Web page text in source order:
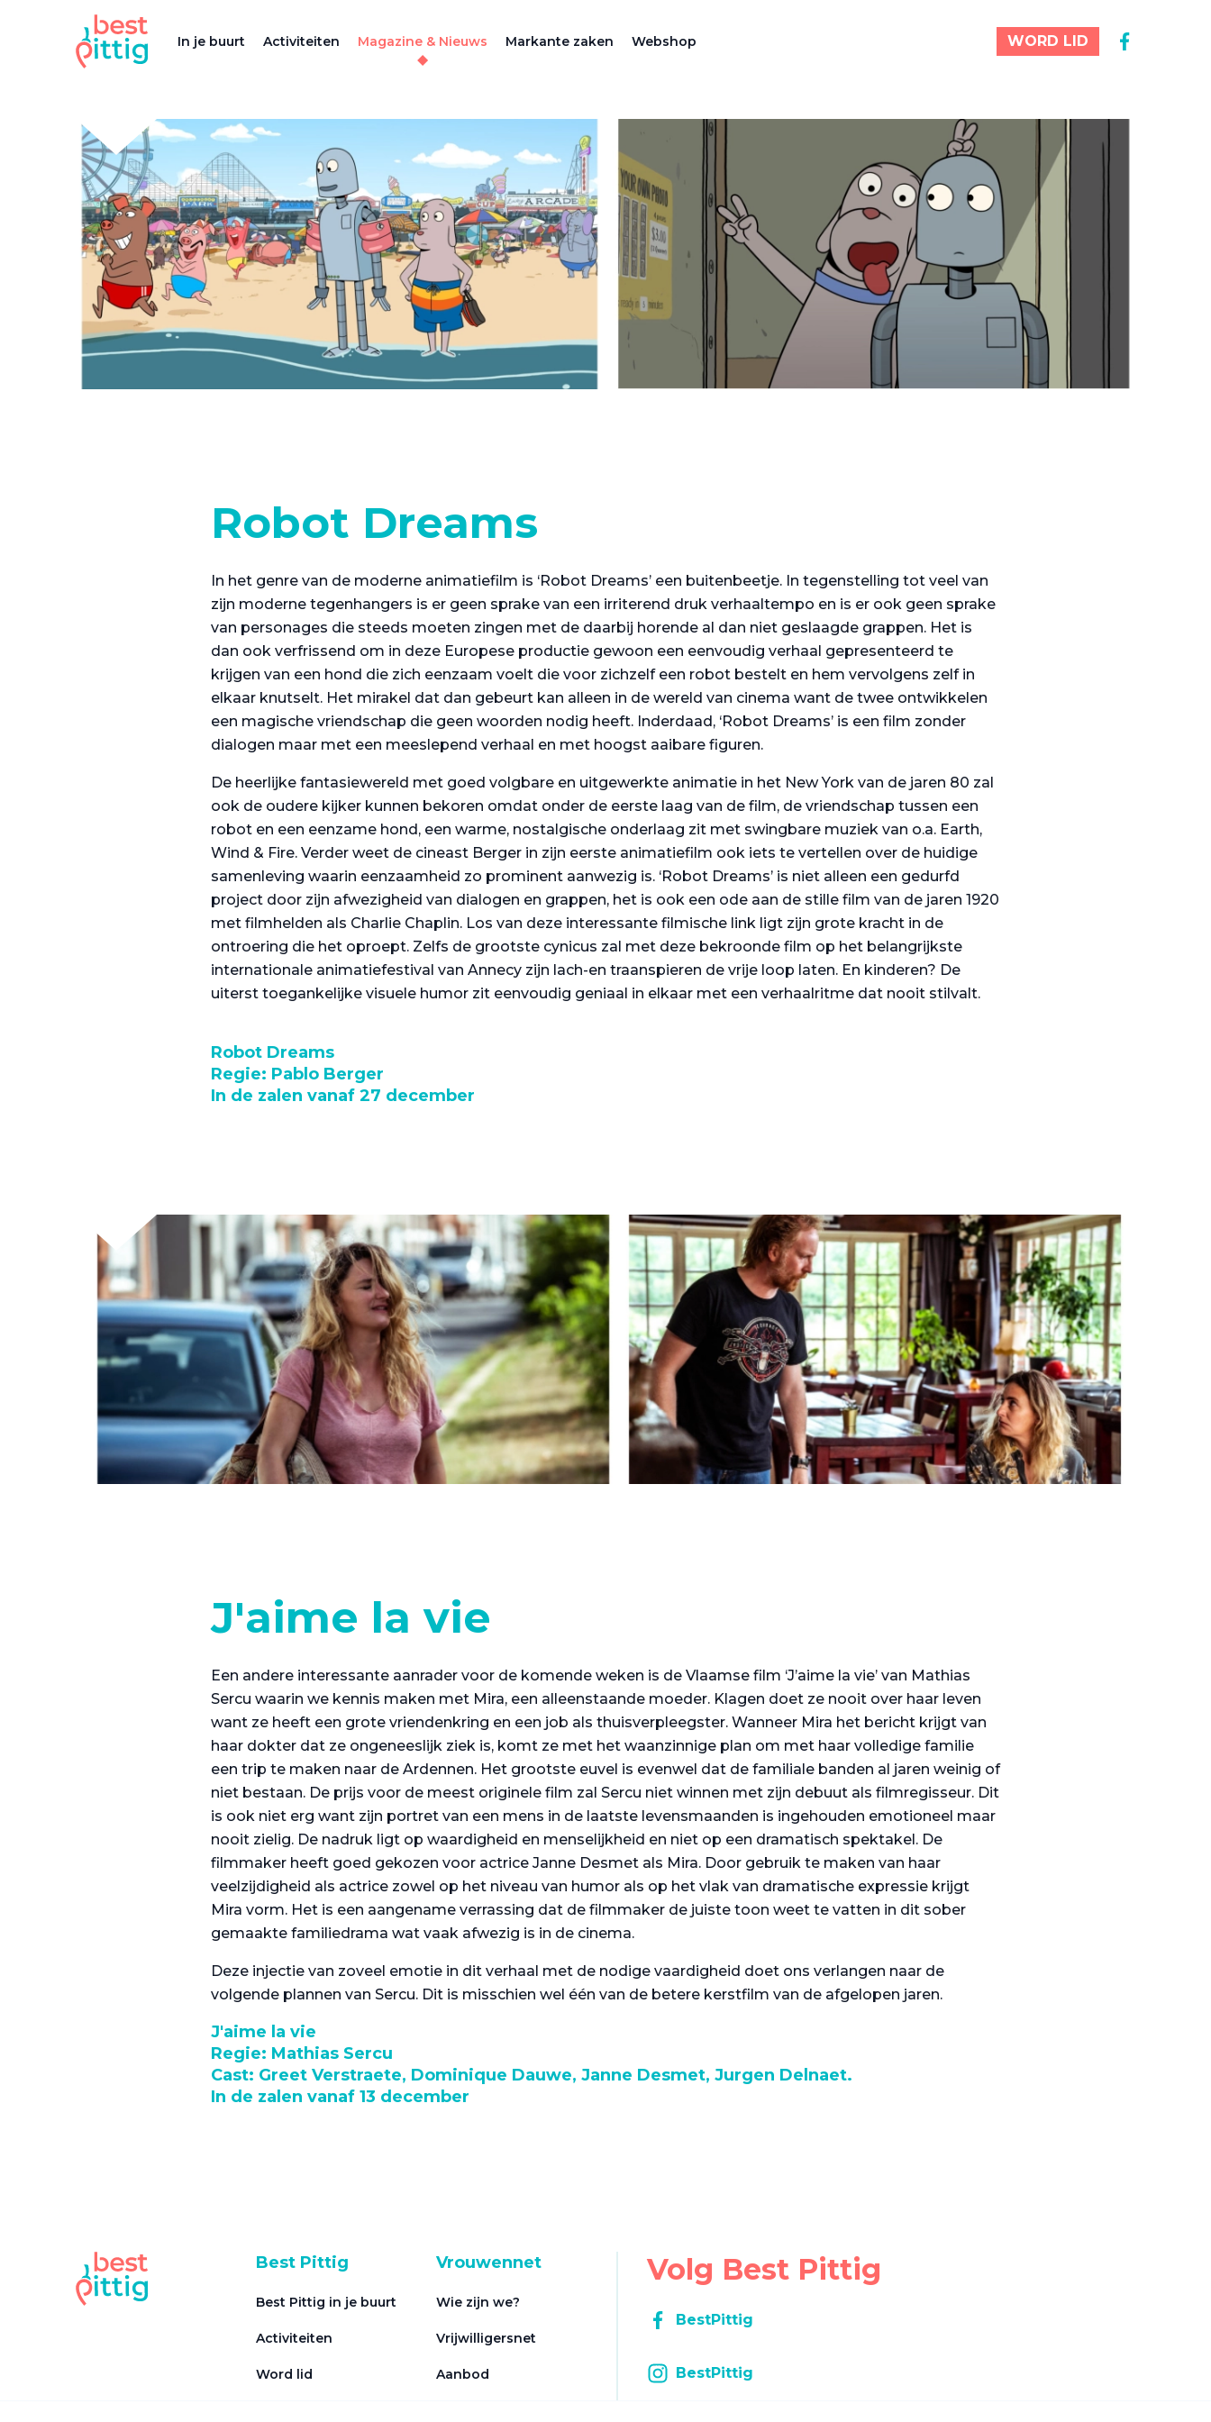
In je buurt Activiteiten Magazine & Nieuws Markante zaken Webshop WORD LID
Deel artikel
Robot Dreams
In het genre van de moderne animatiefilm is ‘Robot Dreams’ een buitenbeetje. In tegenstelling tot veel van
zijn moderne tegenhangers is er geen sprake van een irriterend druk verhaaltempo en is er ook geen sprake
van personages die steeds moeten zingen met de daarbij horende al dan niet geslaagde grappen. Het is
dan ook verfrissend om in deze Europese productie gewoon een eenvoudig verhaal gepresenteerd te
krijgen van een hond die zich eenzaam voelt die voor zichzelf een robot bestelt en hem vervolgens zelf in
elkaar knutselt. Het mirakel dat dan gebeurt kan alleen in de wereld van cinema want de twee ontwikkelen
een magische vriendschap die geen woorden nodig heeft. Inderdaad, ‘Robot Dreams’ is een film zonder
dialogen maar met een meeslepend verhaal en met hoogst aaibare figuren.
De heerlijke fantasiewereld met goed volgbare en uitgewerkte animatie in het New York van de jaren 80 zal
ook de oudere kijker kunnen bekoren omdat onder de eerste laag van de film, de vriendschap tussen een
robot en een eenzame hond, een warme, nostalgische onderlaag zit met swingbare muziek van o.a. Earth,
Wind & Fire. Verder weet de cineast Berger in zijn eerste animatiefilm ook iets te vertellen over de huidige
samenleving waarin eenzaamheid zo prominent aanwezig is. ‘Robot Dreams’ is niet alleen een gedurfd
project door zijn afwezigheid van dialogen en grappen, het is ook een ode aan de stille film van de jaren 1920
met filmhelden als Charlie Chaplin. Los van deze interessante filmische link ligt zijn grote kracht in de
ontroering die het oproept. Zelfs de grootste cynicus zal met deze bekroonde film op het belangrijkste
internationale animatiefestival van Annecy zijn lach-en traanspieren de vrije loop laten. En kinderen? De
uiterst toegankelijke visuele humor zit eenvoudig geniaal in elkaar met een verhaalritme dat nooit stilvalt.
Robot Dreams
Regie: Pablo Berger
In de zalen vanaf 27 december
J'aime la vie
Een andere interessante aanrader voor de komende weken is de Vlaamse film ‘J’aime la vie’ van Mathias
Sercu waarin we kennis maken met Mira, een alleenstaande moeder. Klagen doet ze nooit over haar leven
want ze heeft een grote vriendenkring en een job als thuisverpleegster. Wanneer Mira het bericht krijgt van
haar dokter dat ze ongeneeslijk ziek is, komt ze met het waanzinnige plan om met haar volledige familie
een trip te maken naar de Ardennen. Het grootste euvel is evenwel dat de familiale banden al jaren weinig of
niet bestaan. De prijs voor de meest originele film zal Sercu niet winnen met zijn debuut als filmregisseur. Dit
is ook niet erg want zijn portret van een mens in de laatste levensmaanden is ingehouden emotioneel maar
nooit zielig. De nadruk ligt op waardigheid en menselijkheid en niet op een dramatisch spektakel. De
filmmaker heeft goed gekozen voor actrice Janne Desmet als Mira. Door gebruik te maken van haar
veelzijdigheid als actrice zowel op het niveau van humor als op het vlak van dramatische expressie krijgt
Mira vorm. Het is een aangename verrassing dat de filmmaker de juiste toon weet te vatten in dit sober
gemaakte familiedrama wat vaak afwezig is in de cinema.
Deze injectie van zoveel emotie in dit verhaal met de nodige vaardigheid doet ons verlangen naar de
volgende plannen van Sercu. Dit is misschien wel één van de betere kerstfilm van de afgelopen jaren.
J'aime la vie
Regie: Mathias Sercu
Cast: Greet Verstraete, Dominique Dauwe, Janne Desmet, Jurgen Delnaet.
In de zalen vanaf 13 december
Best Pittig
Best Pittig in je buurt
Activiteiten
Word lid
Vrouwennet
Wie zijn we?
Vrijwilligersnet
Aanbod
Volg Best Pittig
BestPittig
BestPittig